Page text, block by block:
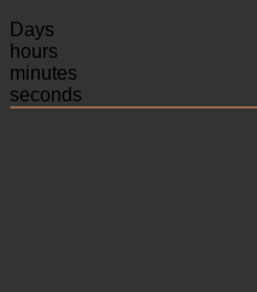
Days
hours
minutes
seconds